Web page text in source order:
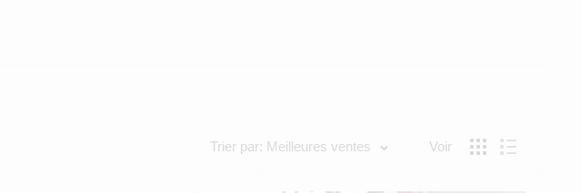
Trier par: Meilleures ventes Voir